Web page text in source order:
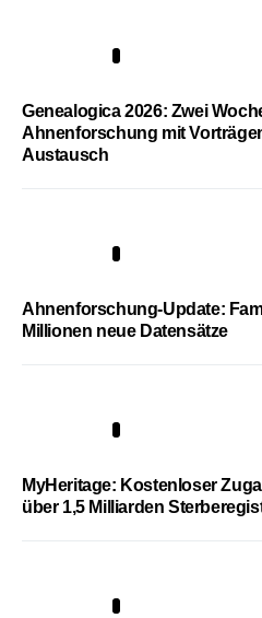
Genealogica 2026: Zwei
Ahnenforschung mit
Austausch
Ahnenforschung-Update:
Millionen neue Datensätze
MyHeritage: Kostenloser
über 1,5 Milliarden